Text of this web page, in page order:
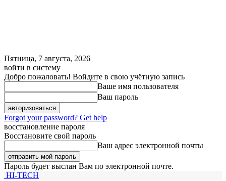
Пятница, 7 августа, 2026
войти в систему
Добро пожаловать! Войдите в свою учётную запись
Ваше имя пользователя
Ваш пароль
Forgot your password? Get help
восстановление пароля
Восстановите свой пароль
Ваш адрес электронной почты
Пароль будет выслан Вам по электронной почте.
HI-TECH